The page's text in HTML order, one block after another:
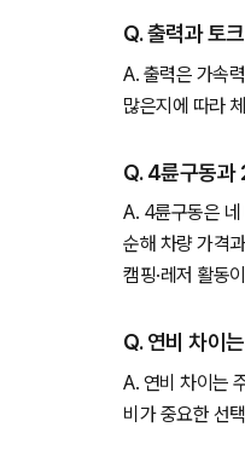
Q. 출력과 토
A. 출력은 가속
많은지에 따라
Q. 4륜구동과
A. 4륜구동은 네
순해 차량 가격
캠핑·레저 활동
Q. 연비 차이
A. 연비 차이는
비가 중요한 선